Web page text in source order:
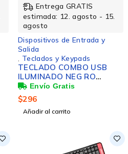
Entrega GRATIS
estimada: 12. agosto - 15.
agosto
Dispositivos de Entrada y
Salida
Teclados y Keypads
TECLADO COMBO USB
ILUMINADO NEG RO
BROBOTIX
$296
Añadir al carrito